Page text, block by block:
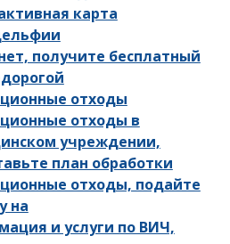
карта
получите бесплатный
отходы
отходы в
учреждении,
план обработки
отходы, подайте
на
и услуги по ВИЧ,